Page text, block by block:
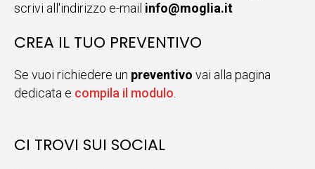
scrivi all'indirizzo e-mail info@moglia.it
CREA IL TUO PREVENTIVO
Se vuoi richiedere un preventivo vai alla pagina
dedicata e compila il modulo.
CI TROVI SUI SOCIAL